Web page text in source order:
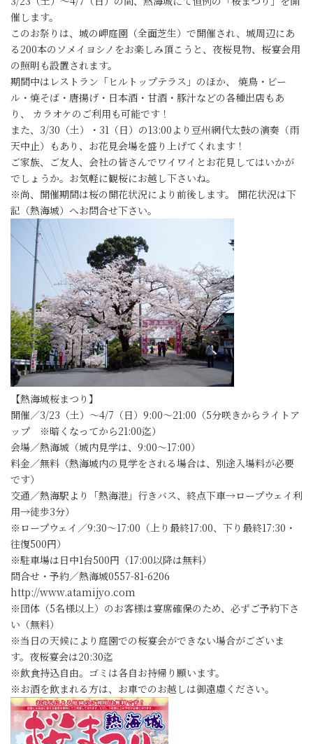
催します。
このお祭りは、城の岬庭園（全面芝生）で開催され、城周辺にあ
る200本のソメイヨシノをお楽しみ頂こうと、夜桜見物、桜宴会用
の照明も設置されます。
期間中はレストラン「ヒルトップテラス」のほか、 焼鳥・ビー
ル・焼そば・唐揚げ・日本酒・甘酒・豚汁などの各種出店もあ
り、 カラオケのご利用も可能です！
また、3/30（土）・31（日）の13:00より豆州網代太鼓の演奏（雨
天中止）もあり、お花見会場を盛り上げてくれます！
ご家族、ご友人、会社の皆さんでワイワイとお花見してはいかが
でしょうか。お気軽に観桜にお越し下さいね。
※尚、開催期間は桜の開花状況により前後します。 開花状況は下
記（熱海城）へお問合せ下さい。
【熱海城桜まつり】
開催／3/23（土）～4/7（日）9:00～21:00（5分咲きからライトア
ップ ※暗くなってから21:00迄）
会場／熱海城（城内見学は、9:00～17:00）
料金／無料（熱海城内の見学をされる場合は、別途入場料が必要
です）
交通／熱海駅より「熱海港」行きバス、終点下車→ロープウェイ利
用→徒歩3分）
※ロープウェイ／9:30～17:00（上り最終17:00、下り最終17:30・
往復500円）
※駐車場は日中1台500円（17:00以降は無料）
問合せ・予約／熱海城0557-81-6206
http://www.atamijyo.com
※団体（5名様以上）のお客様は宴席確保のため、必ずご予約下さ
い（無料）
※当日の天候により庭園での桜宴会ができない場合がございま
す。夜桜宴会は20:30迄
※飲食持込自由。ゴミは各自お持帰り願います。
※お酒を飲まれる方は、お車でのお越しは御遠慮ください。